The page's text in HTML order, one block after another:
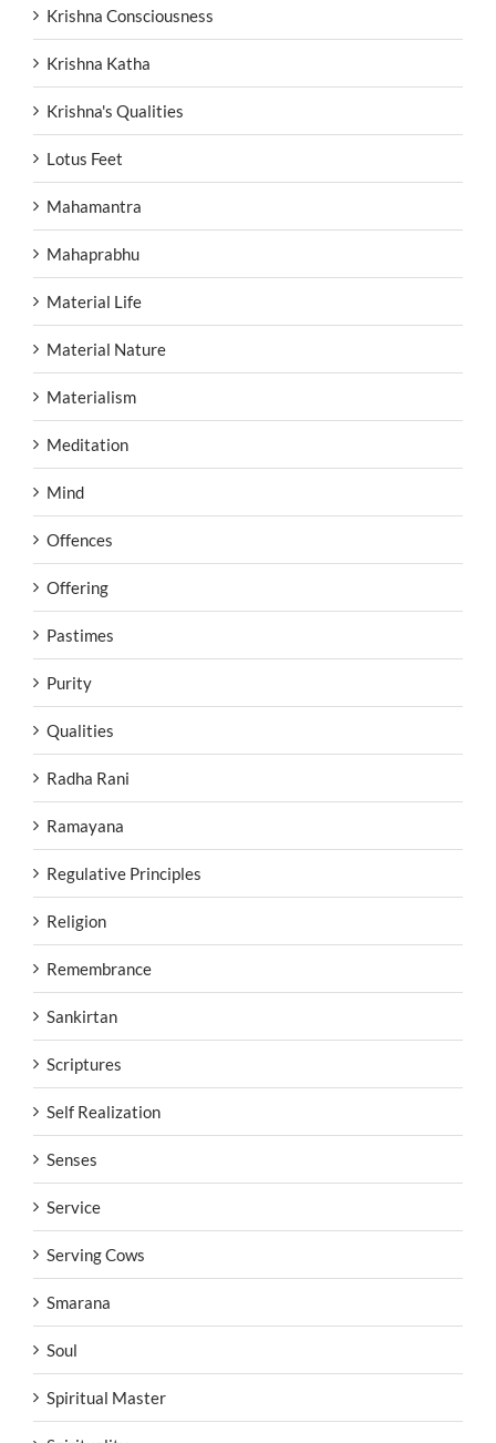
Krishna Consciousness
Krishna Katha
Krishna's Qualities
Lotus Feet
Mahamantra
Mahaprabhu
Material Life
Material Nature
Materialism
Meditation
Mind
Offences
Offering
Pastimes
Purity
Qualities
Radha Rani
Ramayana
Regulative Principles
Religion
Remembrance
Sankirtan
Scriptures
Self Realization
Senses
Service
Serving Cows
Smarana
Soul
Spiritual Master